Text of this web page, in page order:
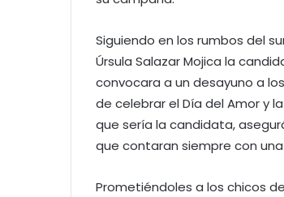
Siguiendo en los rumbos del
Úrsula Salazar Mojica la
convocara a un desayuno a
de celebrar el Día del Amor y
que sería la candidata,
que contaran siempre con
Prometiéndoles a los chicos